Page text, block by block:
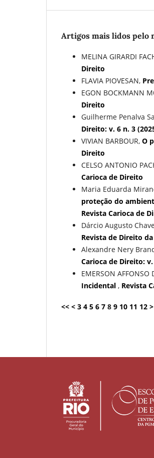
Artigos mais lidos pelo
MELINA GIRARDI
Direito
FLAVIA PIOVESAN,
EGON BOCKMANN
Direito
Guilherme Penalva
Direito: v. 6 n. 3
VIVIAN BARBOUR, O
Direito
CELSO ANTONIO
Carioca de Direito
Maria Eduarda
proteção do
Revista Carioca de
Dárcio Augusto
Revista de Direito
Alexandre Nery
Carioca de Direito:
EMERSON AFFONSO
Incidental , Revista
<< < 3 4 5 6 7 8 9 10 11 12 >